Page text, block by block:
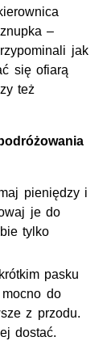
–
jak
się ofiarą
też
pieniędzy i
je do
tylko
pasku
do
z przodu.
dostać.